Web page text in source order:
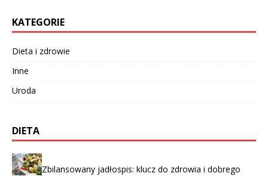
KATEGORIE
Dieta i zdrowie
Inne
Uroda
DIETA
Zbilansowany jadłospis: klucz do zdrowia i dobrego